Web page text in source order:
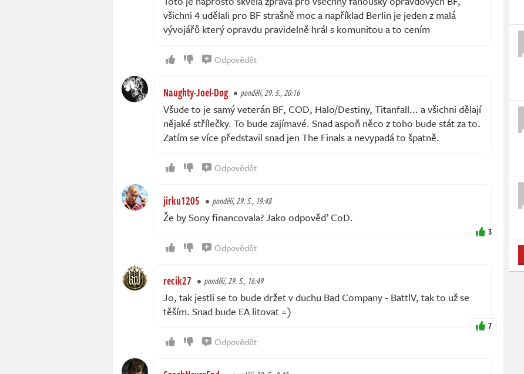
všichni 4 udělali pro BF strašně moc a například Berlin je jeden z malá
vývojářů který opravdu pravidelně hrál s komunitou a to cením
Odpovědět
Naughty-Joel-Dog pondělí, 29. 5., 20:16
Všude to je samý veterán BF, COD, Halo/Destiny, Titanfall... a všichni dělají
nějaké střílečky. To bude zajímavé. Snad aspoň něco z toho bude stát za to.
Zatím se více představil snad jen The Finals a nevypadá to špatně.
Odpovědět
jirku1205 pondělí, 29. 5., 19:48
Že by Sony financovala? Jako odpověď CoD.
3
Odpovědět
recik27 pondělí, 29. 5., 16:49
Jo, tak jestli se to bude držet v duchu Bad Company - BattlV, tak to už se
těším. Snad bude EA litovat =)
7
Odpovědět